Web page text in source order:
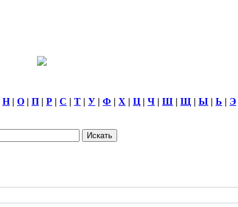
Н| О | П | Р | С | Т | У | Ф | Х | Ц | Ч | Ш | Щ | Ы | Ь | Э